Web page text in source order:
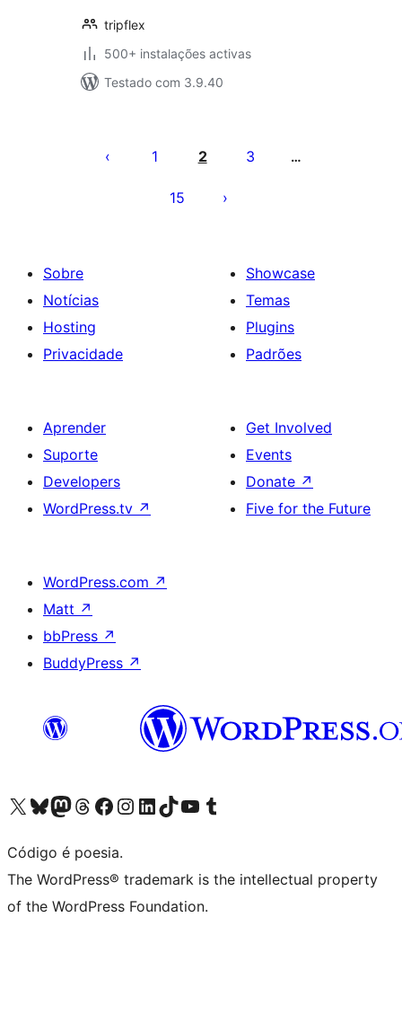
tripflex
500+ instalações activas
Testado com 3.9.40
dos
1 2 3 …
15
Sobre
Notícias
Hosting
Privacidade
Showcase
Temas
Plugins
Padrões
Aprender
Suporte
Developers
WordPress.tv ↗
Get Involved
Events
Donate ↗
Five for the Future
WordPress.com ↗
Matt ↗
bbPress ↗
BuddyPress ↗
Visite a nossa conta X (antigo Twitter)
Visit our Bluesky account
Visit our Mastodon account
Visit our Threads account
Visite a nossa página do Facebook
Visite a nossa conta no Instagram
Visite a nossa conta no LinkedIn
Visit our TikTok account
Visit our YouTube channel
Visit our Tumblr account
Código é poesia.
The WordPress® trademark is the intellectual property
of the WordPress Foundation.